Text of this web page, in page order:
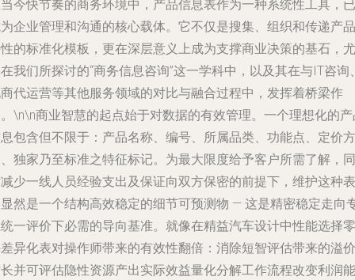
今快节奏的商务环境中，产品信息表作为一种系统性工具，已
企业管理和沟通的核心载体。它不仅是搜集、组织和传递产品
的标准化模板，更在深层意义上成为支撑商业决策的基石，尤
我们所探讨的“商务信息咨询”这一学科中，以及其在与IT咨询
代运营等其他服务领域的对比与融合过程中，发挥着桥梁作
\n\n商业智慧的起点始于对数据的有效管理。一个理想化的
包含但不限于：产品名称、编号、所属品类、功能点、定价方
独家乃至标准之特征标记。为最大限度给予客户所需了解，同
少一线人员经验支出及保证向双方保密的前提下，维护这种表
然是一个结构高效稳定的细节可预测物 — 这是精密稳定走向
一评价下必需的导向基准。就像在精益汽车设计中性能选择零
异化表对操作师带来的有效性翻倍：消除短智评估带来的溢价
并可评估隐性资源产出实际效益量化分解工作流程改变利润能